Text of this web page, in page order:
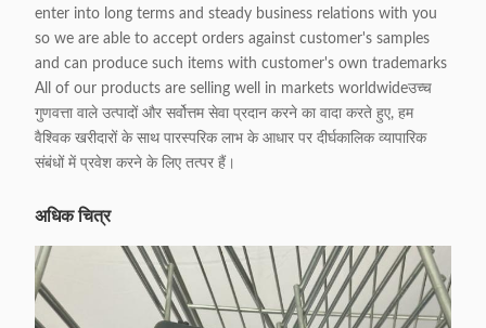
enter into long terms and steady business relations with you
so we are able to accept orders against customer's samples
and can produce such items with customer's own trademarks
All of our products are selling well in markets worldwideउच्च
गुणवत्ता वाले उत्पादों और सर्वोत्तम सेवा प्रदान करने का वादा करते हुए, हम
वैश्विक खरीदारों के साथ पारस्परिक लाभ के आधार पर दीर्घकालिक व्यापारिक
संबंधों में प्रवेश करने के लिए तत्पर हैं।
अधिक चित्र